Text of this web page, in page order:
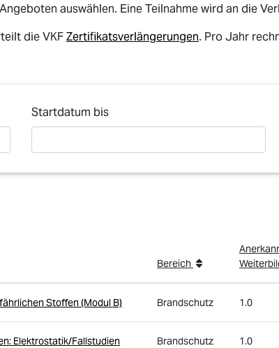
auswählen. Eine Teilnahme wird an die
die VKFZertifikatsverlängerungen. Pro Jahr
Startdatum bis
Bereich
Stoffen (Modul B) Brandschutz 1.0
Elektrostatik/Fallstudien
Brandschutz 1.0